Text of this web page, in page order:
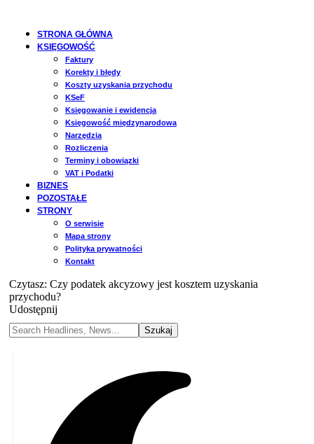
STRONA GŁÓWNA
KSIĘGOWOŚĆ
Faktury
Korekty i błędy
Koszty uzyskania przychodu
KSeF
Księgowanie i ewidencja
Księgowość międzynarodowa
Narzędzia
Rozliczenia
Terminy i obowiązki
VAT i Podatki
BIZNES
POZOSTAŁE
STRONY
O serwisie
Mapa strony
Polityka prywatności
Kontakt
Czytasz: Czy podatek akcyzowy jest kosztem uzyskania
przychodu?
Udostępnij